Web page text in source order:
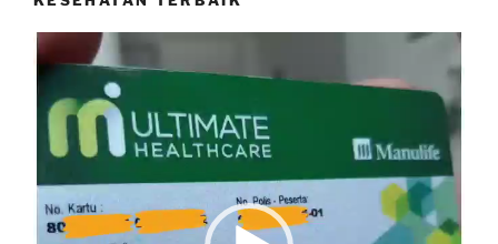
Video
Player